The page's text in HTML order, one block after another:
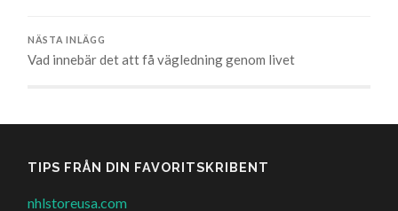
NÄSTA INLÄGG
Vad innebär det att få vägledning genom livet
TIPS FRÅN DIN FAVORITSKRIBENT
nhlstoreusa.com